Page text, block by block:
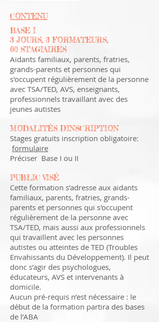
CONTENU
BASE I
3 JOURS, 3 FORMATEURS,
60 STAGIAIRES
Aidants familiaux, parents, fratries,
grands-parents et personnes qui
s'occupent régulièrement de la personne
avec TSA/TED, AVS, enseignants,
professionnels travaillant avec des
jeunes autistes
MODALITÉS D'INSCRIPTION
Stages gratuits inscription obligatoire:
formulaire
Préciser Base I ou II
PUBLIC VISÉ
Cette formation s’adresse aux aidants
familiaux, parents, fratries, grands-
parents et personnes qui s'occupent
régulièrement de la personne avec
TSA/TED, mais aussi aux professionnels
qui travaillent avec les personnes
autistes ou atteintes de TED (Troubles
Envahissants du Développement). Il peut
donc s’agir des psychologues,
éducateurs, AVS et intervenants à
domicile.
Aucun pré-requis n’est nécessaire : le
début de la formation partira des bases
de l’ABA